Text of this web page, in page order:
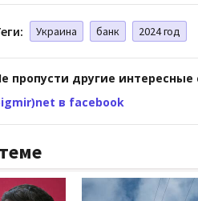
Украина банк 2024 год
пропусти другие
в facebook